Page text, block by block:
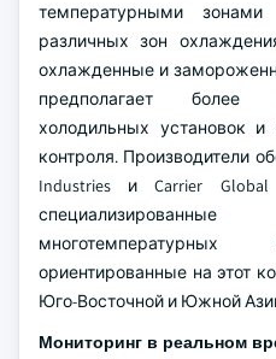
температурными
различных зон
охлажденные и
предполагает более
холодильных установок и
контроля. Производители
Industries и Carrier Global
ориентированные на этот
Юго-Восточной и Южной
Мониторинг в реальном